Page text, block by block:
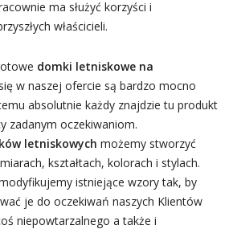
ma służyć korzyści i
właścicieli.
domki letniskowe na
w naszej ofercie są bardzo mocno
absolutnie każdy znajdzie tu produkt
zadanym oczekiwaniom.
letniskowych możemy stworzyć
kształtach, kolorach i stylach.
istniejące wzory tak, by
je do oczekiwań naszych Klientów
niepowtarzalnego a także i